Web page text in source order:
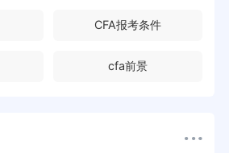
CFA报考条件
cfa前景